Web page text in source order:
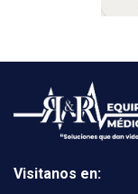
Visitanos en: